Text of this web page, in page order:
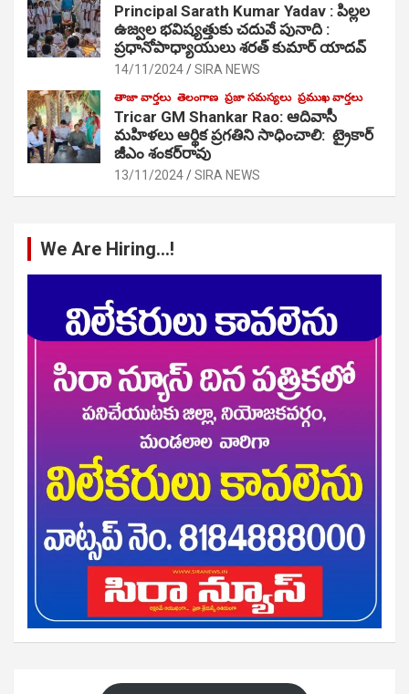
Principal Sarath Kumar Yadav : పిల్లల
ఉజ్వల భవిష్యత్తుకు చదువే పునాది :
ప్రధానోపాధ్యాయులు శరత్ కుమార్ యాదవ్
14/11/2024 SIRA NEWS
తాజా వార్తలు తెలంగాణ ప్రజా సమస్యలు ప్రముఖ వార్తలు
Tricar GM Shankar Rao: ఆదివాసీ
మహిళలు ఆర్థిక ప్రగతిని సాధించాలి: ట్రైకార్
జీఎం శంకర్‌రావు
13/11/2024 SIRA NEWS
We Are Hiring…!